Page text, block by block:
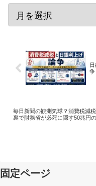
争
毎日新聞の観測気球？消費税減
裏で財務省が必死に隠す50兆円
固定ページ